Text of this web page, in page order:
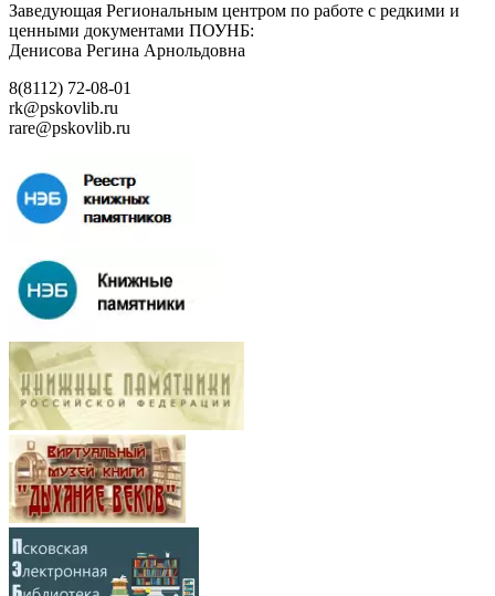
Заведующая Региональным центром по работе с редкими и
ценными документами ПОУНБ:
Денисова Регина Арнольдовна
8(8112) 72-08-01
rk@pskovlib.ru
rare@pskovlib.ru